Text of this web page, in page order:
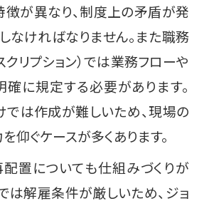
が異なり、制度上の矛盾が発
なければなりません。また職務
クリプション）では業務フローや
に規定する必要があります。
は作成が難しいため、現場の
仰ぐケースが多くあります。
置についても仕組みづくりが
は解雇条件が厳しいため、ジョ